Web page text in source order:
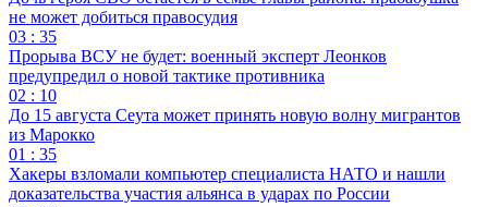
не может добиться правосудия
03 : 35
Прорыва ВСУ не будет: военный эксперт Леонков
предупредил о новой тактике противника
02 : 10
До 15 августа Сеута может принять новую волну мигрантов
из Марокко
01 : 35
Хакеры взломали компьютер специалиста НАТО и нашли
доказательства участия альянса в ударах по России